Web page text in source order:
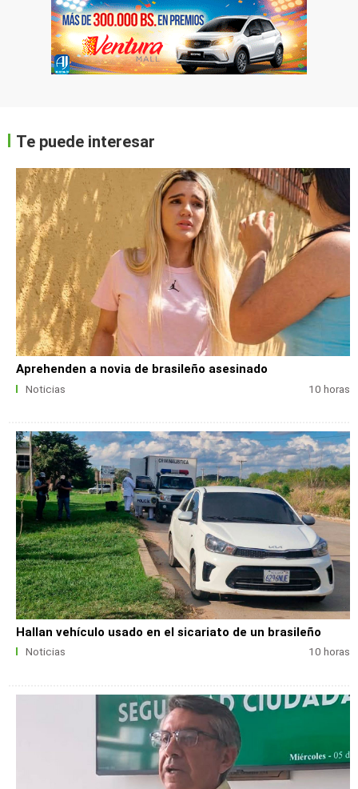
Te puede interesar
Aprehenden a novia de brasileño asesinado
Noticias 10 horas
Hallan vehículo usado en el sicariato de un brasileño
Noticias 10 horas